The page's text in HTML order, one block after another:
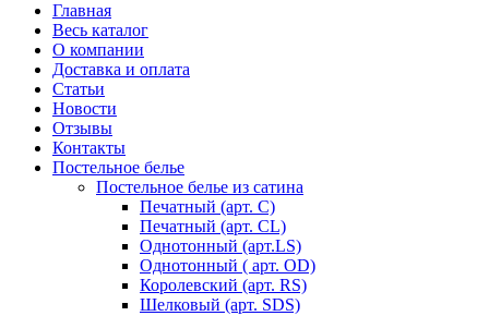
Главная
Весь каталог
О компании
Доставка и оплата
Статьи
Новости
Отзывы
Контакты
Постельное белье
Постельное белье из сатина
Печатный (арт. С)
Печатный (арт. СL)
Однотонный (арт.LS)
Однотонный ( арт. OD)
Королевский (арт. RS)
Шелковый (арт. SDS)